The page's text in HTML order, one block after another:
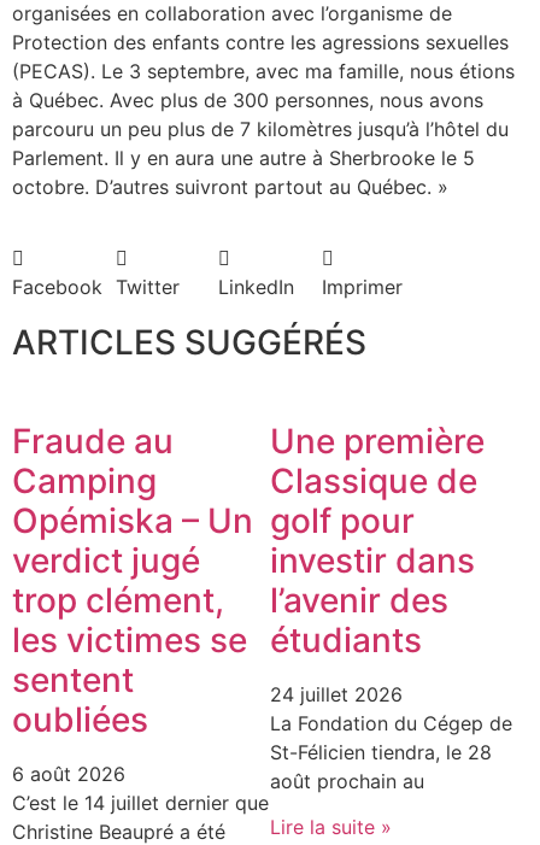
organisées en collaboration avec l’organisme de
Protection des enfants contre les agressions sexuelles
(PECAS). Le 3 septembre, avec ma famille, nous étions
à Québec. Avec plus de 300 personnes, nous avons
parcouru un peu plus de 7 kilomètres jusqu’à l’hôtel du
Parlement. Il y en aura une autre à Sherbrooke le 5
octobre. D’autres suivront partout au Québec. »
Facebook Twitter LinkedIn Imprimer
ARTICLES SUGGÉRÉS
Fraude au
Camping
Opémiska – Un
verdict jugé
trop clément,
les victimes se
sentent
oubliées
6 août 2026
C’est le 14 juillet dernier que
Christine Beaupré a été
Une première
Classique de
golf pour
investir dans
l’avenir des
étudiants
24 juillet 2026
La Fondation du Cégep de
St-Félicien tiendra, le 28
août prochain au
Lire la suite »